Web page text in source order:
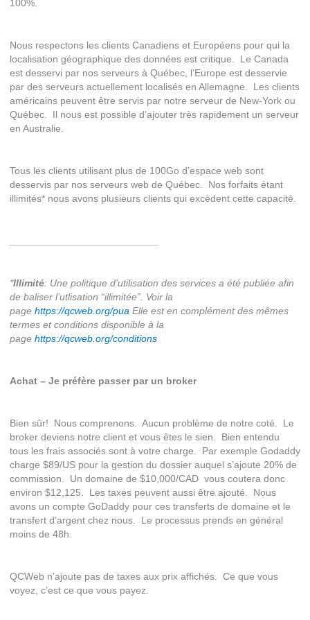
100%.
Nous respectons les clients Canadiens et Européens pour qui la
localisation géographique des données est critique. Le Canada
est desservi par nos serveurs à Québec, l’Europe est desservie
par des serveurs actuellement localisés en Allemagne. Les clients
américains peuvent être servis par notre serveur de New-York ou
Québec. Il nous est possible d’ajouter très rapidement un serveur
en Australie.
Tous les clients utilisant plus de 100Go d’espace web sont
desservis par nos serveurs web de Québec. Nos forfaits étant
illimités* nous avons plusieurs clients qui excèdent cette capacité.
*Illimité: Une politique d’utilisation des services a été publiée afin
de baliser l’utlisation “illimitée”. Voir la
page https://qcweb.org/pua Elle est en complément des mêmes
termes et conditions disponible à la
page https://qcweb.org/conditions
Achat – Je préfère passer par un broker
Bien sûr! Nous comprenons. Aucun problème de notre coté. Le
broker deviens notre client et vous êtes le sien. Bien entendu
tous les frais associés sont à votre charge. Par exemple Godaddy
charge $89/US pour la gestion du dossier auquel s’ajoute 20% de
commission. Un domaine de $10,000/CAD vous coutera donc
environ $12,125. Les taxes peuvent aussi être ajouté. Nous
avons un compte GoDaddy pour ces transferts de domaine et le
transfert d’argent chez nous. Le processus prends en général
moins de 48h.
QCWeb n’ajoute pas de taxes aux prix affichés. Ce que vous
voyez, c’est ce que vous payez.